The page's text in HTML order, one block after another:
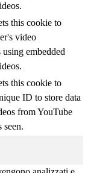
this cookie to
video
using embedded
this cookie to
ID to store data
from YouTube
seen.